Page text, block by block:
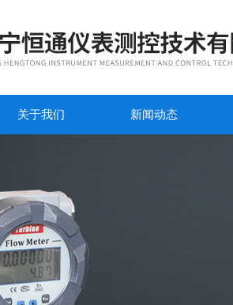
关于我们 新闻动态